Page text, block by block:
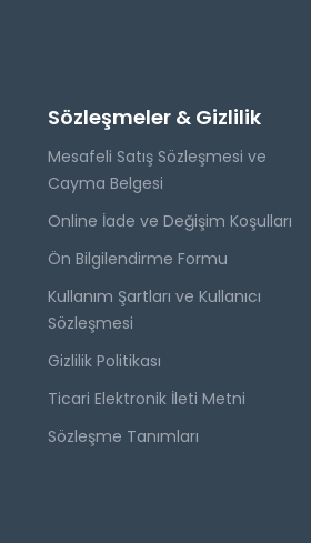
Sözleşmeler & Gizlilik
Mesafeli Satış Sözleşmesi ve
Cayma Belgesi
Online İade ve Değişim Koşulları
Ön Bilgilendirme Formu
Kullanım Şartları ve Kullanıcı
Sözleşmesi
Gizlilik Politikası
Ticari Elektronik İleti Metni
Sözleşme Tanımları